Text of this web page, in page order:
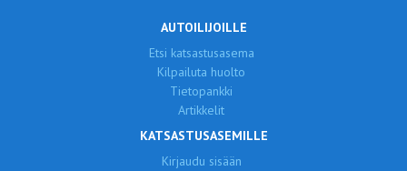
AUTOILIJOILLE
Etsi katsastusasema
Kilpailuta huolto
Tietopankki
Artikkelit
KATSASTUSASEMILLE
Kirjaudu sisään